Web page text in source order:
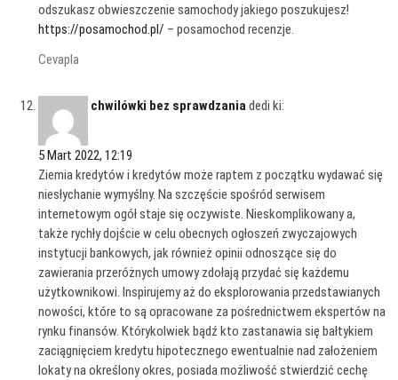
odszukasz obwieszczenie samochody jakiego poszukujesz!
https://posamochod.pl/ – posamochod recenzje.
Cevapla
chwilówki bez sprawdzaniadedi ki:
5 Mart 2022, 12:19
Ziemia kredytów i kredytów może raptem z początku wydawać się
niesłychanie wymyślny. Na szczęście spośród serwisem
internetowym ogół staje się oczywiste. Nieskomplikowany a,
także rychły dojście w celu obecnych ogłoszeń zwyczajowych
instytucji bankowych, jak również opinii odnoszące się do
zawierania przeróżnych umowy zdołają przydać się każdemu
użytkownikowi. Inspirujemy aż do eksplorowania przedstawianych
nowości, które to są opracowane za pośrednictwem ekspertów na
rynku finansów. Którykolwiek bądź kto zastanawia się bałtykiem
zaciągnięciem kredytu hipotecznego ewentualnie nad założeniem
lokaty na określony okres, posiada możliwość stwierdzić cechę